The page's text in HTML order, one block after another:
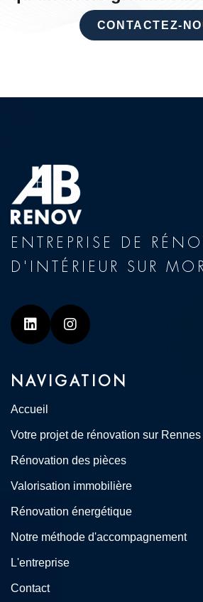
CONTACTEZ-
ENTREPRISE DE
D'INTÉRIEUR SUR
Linkedin Instagram
NAVIGATION
Accueil
Votre projet de rénovation sur Rennes
Rénovation des pièces
Valorisation immobilière
Rénovation énergétique
Notre méthode d'accompagnement
L'entreprise
Contact